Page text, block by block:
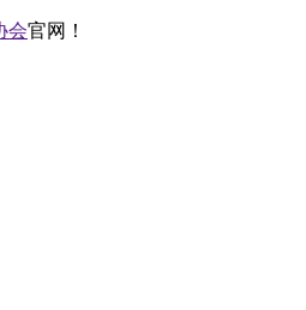
会官网！